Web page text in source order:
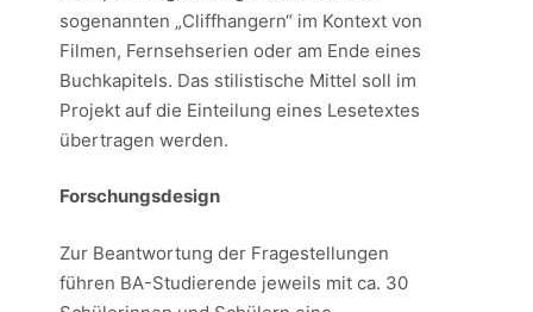
sogenannten „Cliffhangern“ im Kontext von
Filmen, Fernsehserien oder am Ende eines
Buchkapitels. Das stilistische Mittel soll im
Projekt auf die Einteilung eines Lesetextes
übertragen werden.
Forschungsdesign
Zur Beantwortung der Fragestellungen
führen BA-Studierende jeweils mit ca. 30